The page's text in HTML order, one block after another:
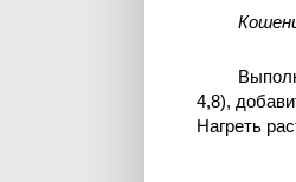
4,8),
Нагреть